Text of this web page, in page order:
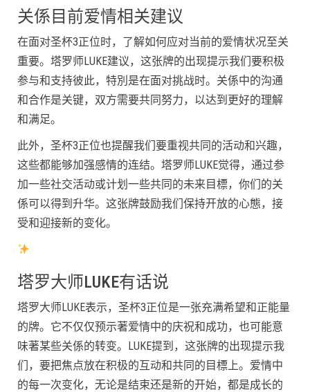
关係目前爱情相关建议
在面对圣杯3正位时，了解如何应对当前的爱情状况至关
重要。塔罗师LUKE建议，这张牌的出现提示我们要积极
参与和支持彼此，特別是在面对挑战时。关係中的沟通
和合作是关键，双方需要共同努力，以达到更好的理解
和满足。
此外，圣杯3正位也提醒我们要重视共同的活动和兴趣，
这些都能够加强感情的连结。塔罗师LUKE觉得，通过参
加一些社交活动或计划一些共同的未来目標，你们的关
係可以得到升华。这张牌鼓励我们保持开放的心態，接
受和迎接新的变化。
塔罗大师LUKE有话说
塔罗大师LUKE表示，圣杯3正位是一张充满希望和正能量
的牌。它不仅仅预示著爱情中的庆祝和成功，也可能意
味著某些关係的转变。LUKE提到，这张牌的出现提示我
们，要把焦点放在积极的互动和共同的目標上。爱情中
的每一次变化，无论是结束还是新的开始，都是成长的